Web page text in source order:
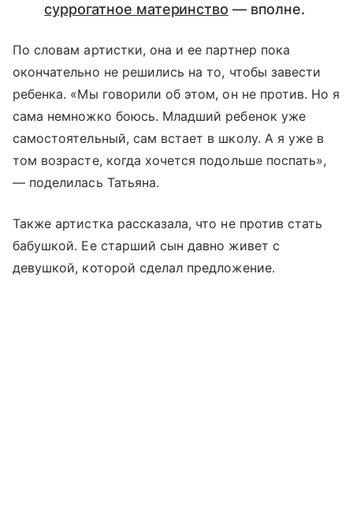
суррогатное материнство — вполне.
По словам артистки, она и ее партнер пока
окончательно не решились на то, чтобы завести
ребенка. «Мы говорили об этом, он не против. Но я
сама немножко боюсь. Младший ребенок уже
самостоятельный, сам встает в школу. А я уже в
том возрасте, когда хочется подольше поспать»,
— поделилась Татьяна.
Также артистка рассказала, что не против стать
бабушкой. Ее старший сын давно живет с
девушкой, которой сделал предложение.